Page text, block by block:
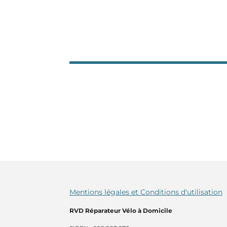
Mentions légales et Conditions d'utilisation
RVD Réparateur Vélo à Domicile